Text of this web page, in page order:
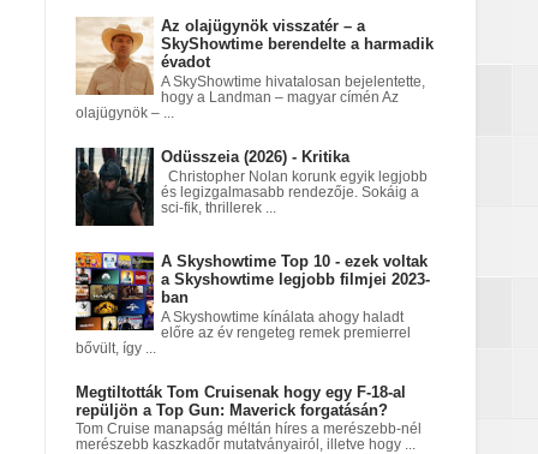
sorozatban
tovább?
Az olajügynök visszatér – a
SkyShowtime berendelte a harmadik
évadot
A SkyShowtime hivatalosan bejelentette,
hogy a Landman – magyar címén Az
olajügynök – ...
Odüsszeia (2026) - Kritika
Christopher Nolan korunk egyik legjobb
és legizgalmasabb rendezője. Sokáig a
sci-fik, thrillerek ...
A Skyshowtime Top 10 - ezek voltak
a Skyshowtime legjobb filmjei 2023-
ban
A Skyshowtime kínálata ahogy haladt
előre az év rengeteg remek premierrel
bővült, így ...
Megtiltották Tom Cruisenak hogy egy F-18-al
repüljön a Top Gun: Maverick forgatásán?
Tom Cruise manapság méltán híres a merészebb-nél
merészebb kaszkadőr mutatványairól, illetve hogy ...